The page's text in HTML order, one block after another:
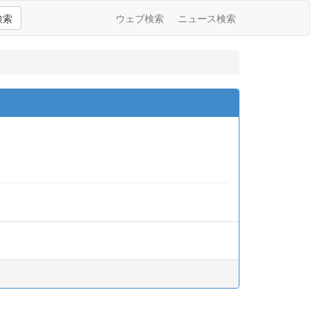
索 ウェブ検索 ニュース検索